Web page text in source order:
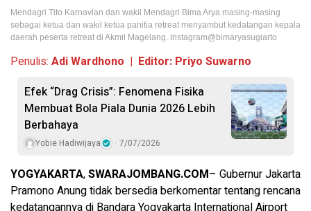
Mendagri Tito Karnavian dan wakil Mendagri Bima Arya masing-masing
sebagai ketua dan wakil ketua panitia retreat menyambut kedatangan kepala
daerah peserta retreat di Akmil Magelang. Instagram@bimaryasugiarto
Penulis: Adi Wardhono | Editor: Priyo Suwarno
Efek “Drag Crisis”: Fenomena Fisika
Membuat Bola Piala Dunia 2026 Lebih
Berbahaya
Yobie Hadiwijaya 7/07/2026
YOGYAKARTA,SWARAJOMBANG.COM– Gubernur Jakarta
Pramono Anung tidak bersedia berkomentar tentang rencana